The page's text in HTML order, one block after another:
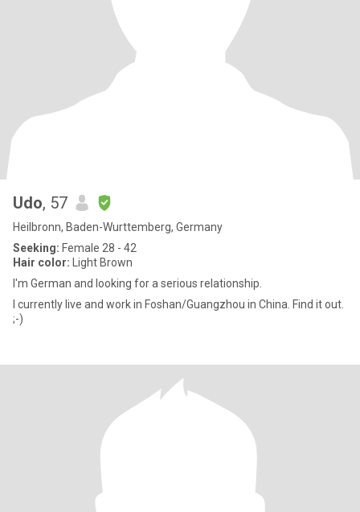
Udo, 57
Heilbronn, Baden-Wurttemberg, Germany
Seeking: Female 28 - 42
Hair color: Light Brown
I'm German and looking for a serious relationship.
I currently live and work in Foshan/Guangzhou in China. Find it out.
;-)